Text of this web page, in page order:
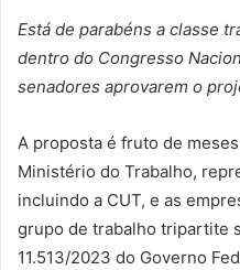
Está de parabéns a classe
dentro do Congresso
senadores aprovarem o
A proposta é fruto de
Ministério do Trabalho,
incluindo a CUT, e as
grupo de trabalho tripartite
11.513/2023 do Governo